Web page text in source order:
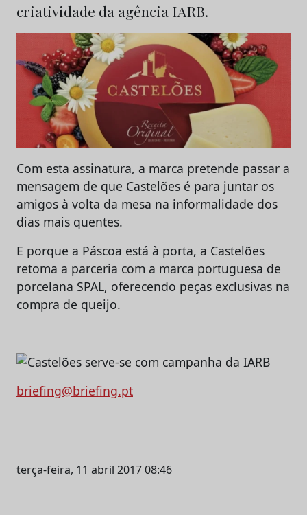
criatividade da agência IARB.
Com esta assinatura, a marca pretende passar a
mensagem de que Castelões é para juntar os
amigos à volta da mesa na informalidade dos
dias mais quentes.
E porque a Páscoa está à porta, a Castelões
retoma a parceria com a marca portuguesa de
porcelana SPAL, oferecendo peças exclusivas na
compra de queijo.
briefing@briefing.pt
terça-feira, 11 abril 2017 08:46